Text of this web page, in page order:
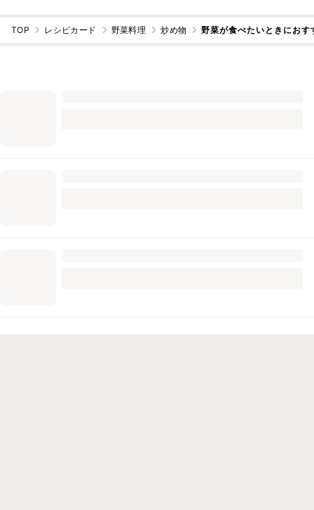
TOP レシピカード 野菜料理 炒め物 野菜が食べたいときにお